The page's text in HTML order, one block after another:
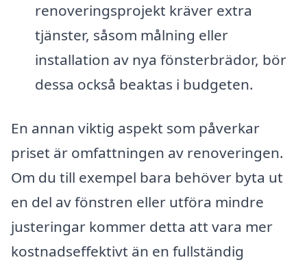
renoveringsprojekt kräver extra
tjänster, såsom målning eller
installation av nya fönsterbrädor, bör
dessa också beaktas i budgeten.
En annan viktig aspekt som påverkar
priset är omfattningen av renoveringen.
Om du till exempel bara behöver byta ut
en del av fönstren eller utföra mindre
justeringar kommer detta att vara mer
kostnadseffektivt än en fullständig